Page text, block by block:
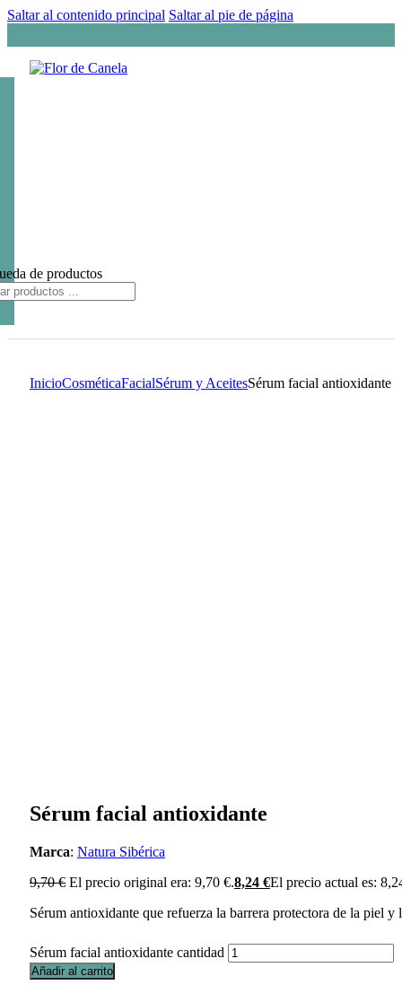
Saltar al contenido principal Saltar al pie de página
de productos
InicioCosméticaFacialSérum y AceitesSérum facial antioxidante
Sérum facial antioxidante
Marca: Natura Sibérica
9,70€ El precio original era: 9,70 €.8,24 €El precio actual es:
Sérum antioxidante que refuerza la barrera protectora de la piel
Sérum facial antioxidante cantidad
Añadir al carrito